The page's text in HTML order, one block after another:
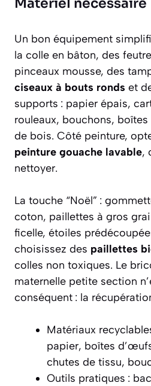
Matériel nécessaire
Un bon équipement
la colle en bâton, des
pinceaux mousse, des
ciseaux à bouts ronds et
supports : papier épais,
rouleaux, bouchons,
de bois. Côté peinture,
peinture gouache lavable,
nettoyer.
La touche “Noël” :
coton, paillettes à gros
ficelle, étoiles
choisissez des paillettes
colles non toxiques. Le
maternelle petite section
conséquent : la
Matériaux
papier, boîtes
chutes de tissu,
Outils pratiques :